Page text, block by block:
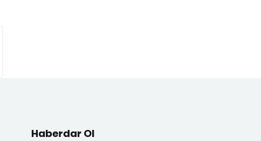
Haberdar Ol